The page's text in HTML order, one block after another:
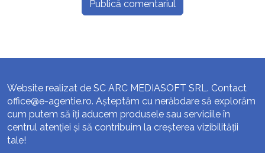
Website realizat de SC ARC MEDIASOFT SRL. Contact
office@e-agentie.ro. Așteptăm cu nerăbdare să explorăm
cum putem să îți aducem produsele sau serviciile în
centrul atenției și să contribuim la creșterea vizibilității
tale!